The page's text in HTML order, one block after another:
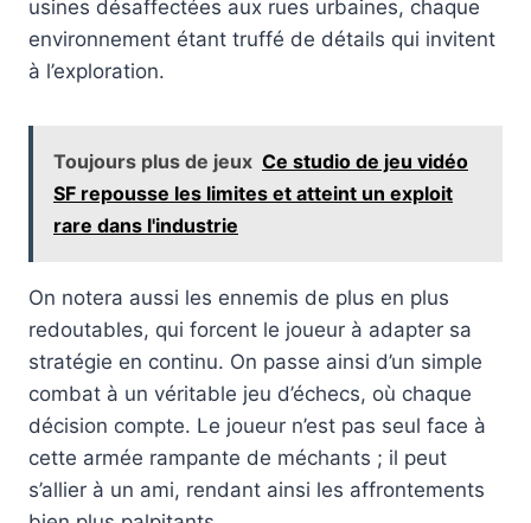
usines désaffectées aux rues urbaines, chaque
environnement étant truffé de détails qui invitent
à l’exploration.
Toujours plus de jeux Ce studio de jeu vidéo
SF repousse les limites et atteint un exploit
rare dans l'industrie
On notera aussi les ennemis de plus en plus
redoutables, qui forcent le joueur à adapter sa
stratégie en continu. On passe ainsi d’un simple
combat à un véritable jeu d’échecs, où chaque
décision compte. Le joueur n’est pas seul face à
cette armée rampante de méchants ; il peut
s’allier à un ami, rendant ainsi les affrontements